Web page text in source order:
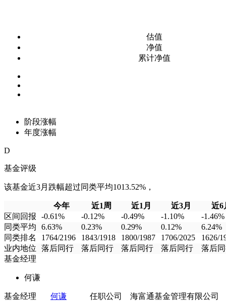
估值
净值
累计净值
阶段涨幅
年度涨幅
D
基金评级
该基金近3月跌幅超过同类平均1013.52%，
今年 近1周 近1月 近3月
近6
区间回报
-0.61% -0.12% -0.49% -1.10%
-1.46%
同类平均
6.63% 0.23% 0.29% 0.12%
6.24%
同类排名
1764/2196 1843/1918 1800/1987 1706/2025
1626/
业内地位
落后同行 落后同行 落后同行 落后同行
落后
基金经理
何谦
基金经理 何谦 任职公司
海富通基金管理有限公司